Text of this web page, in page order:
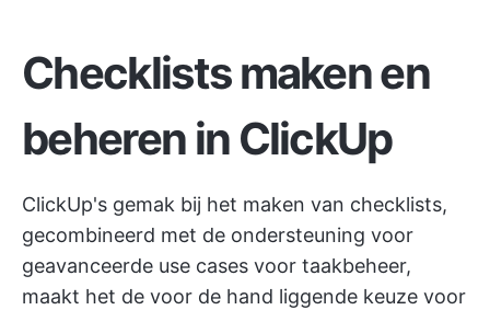
Checklists maken en
beheren in ClickUp
ClickUp's gemak bij het maken van checklists,
gecombineerd met de ondersteuning voor
geavanceerde use cases voor taakbeheer,
maakt het de voor de hand liggende keuze voor